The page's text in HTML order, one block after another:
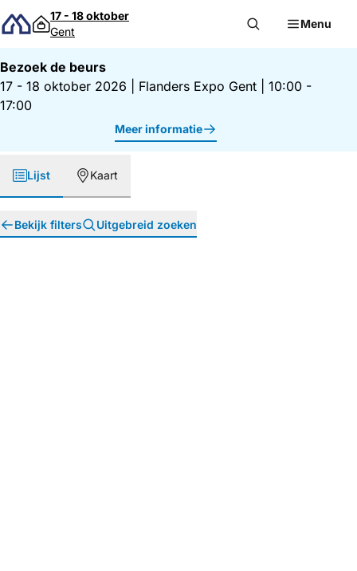
Direct naar inhoud
17 - 18 oktober
Gent
Menu
Bezoek de beurs
17 - 18 oktober 2026
Flanders Expo Gent
10:00 -
17:00
Meer informatie
Lijst Kaart
Bekijk filters Uitgebreid zoeken